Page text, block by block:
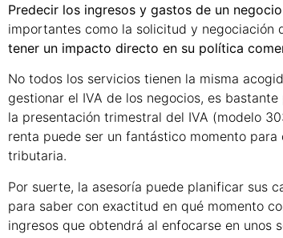
Predecir los ingresos y gastos de un negocio
importantes como la solicitud y negociación
tener un impacto directo en su política
No todos los servicios tienen la misma
gestionar el IVA de los negocios, es
la presentación trimestral del IVA (modelo
renta puede ser un fantástico momento
tributaria.
Por suerte, la asesoría puede planificar sus
para saber con exactitud en qué momento
ingresos que obtendrá al enfocarse en unos